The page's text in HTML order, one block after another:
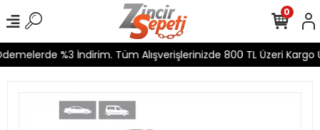
%3 İndirim. Tüm Alışverişlerinizde 800 TL Üzeri Kargo
0